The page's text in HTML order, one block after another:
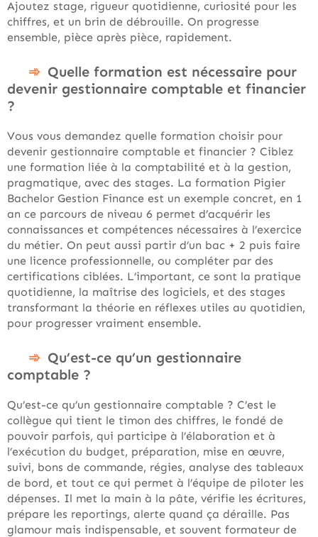
Ajoutez stage, rigueur quotidienne, curiosité pour les
chiffres, et un brin de débrouille. On progresse
ensemble, pièce après pièce, rapidement.
Quelle formation est nécessaire pour
devenir gestionnaire comptable et financier
?
Vous vous demandez quelle formation choisir pour
devenir gestionnaire comptable et financier ? Ciblez
une formation liée à la comptabilité et à la gestion,
pragmatique, avec des stages. La formation Pigier
Bachelor Gestion Finance est un exemple concret, en 1
an ce parcours de niveau 6 permet d’acquérir les
connaissances et compétences nécessaires à l’exercice
du métier. On peut aussi partir d’un bac + 2 puis faire
une licence professionnelle, ou compléter par des
certifications ciblées. L’important, ce sont la pratique
quotidienne, la maîtrise des logiciels, et des stages
transformant la théorie en réflexes utiles au quotidien,
pour progresser vraiment ensemble.
Qu’est-ce qu’un gestionnaire
comptable ?
Qu’est-ce qu’un gestionnaire comptable ? C’est le
collègue qui tient le timon des chiffres, le fondé de
pouvoir parfois, qui participe à l’élaboration et à
l’exécution du budget, préparation, mise en œuvre,
suivi, bons de commande, régies, analyse des tableaux
de bord, et tout ce qui permet à l’équipe de piloter les
dépenses. Il met la main à la pâte, vérifie les écritures,
prépare les reportings, alerte quand ça déraille. Pas
glamour mais indispensable, et souvent formateur de